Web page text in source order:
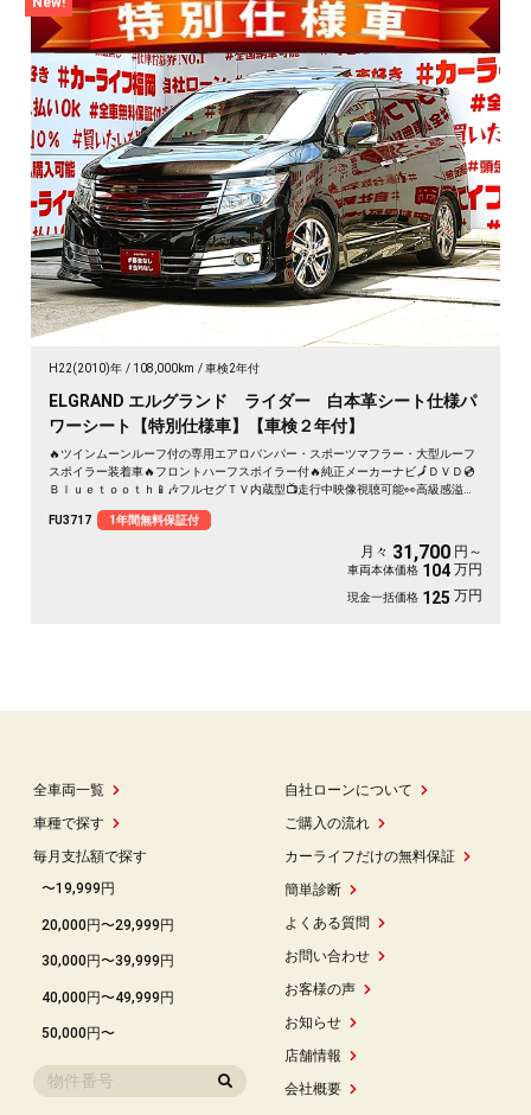
H22(2010)年 108,000km 車検2年付
ELGRAND エルグランド ライダー 白本革シート仕様パ
ワーシート【特別仕様車】【車検２年付】
🔥ツインムーンルーフ付の専用エアロバンパー・スポーツマフラー・大型ルーフ
スポイラー装着車🔥フロントハーフスポイラー付🔥純正メーカーナビ🗾ＤＶＤ💿
Ｂｌｕｅｔｏｏｔｈ📱🎶フルセグＴＶ内蔵型📺走行中映像視聴可能👀高級感溢れ
開け閉め楽々✨７人乗りキャプテンシート・オットマン機能付💎リアプライベー
トシアターシステム/純正電動フリップダウンモニターで余裕のくつろぎ空間💎ア
ラウンドビューモニターで周囲の安全確認も一目稜線👀☕Ｈｏｔ＆ＣｏｏｌＢＯ
FU3717 1年間無料保証付
月々 31,700 円～
車両本体価格 104 万円
現金一括価格 125 万円
全車両一覧
車種で探す
毎月支払額で探す
〜19,999円
20,000円〜29,999円
30,000円〜39,999円
40,000円〜49,999円
50,000円〜
自社ローンについて
ご購入の流れ
カーライフだけの無料保証
簡単診断
よくある質問
お問い合わせ
お客様の声
お知らせ
店舗情報
会社概要